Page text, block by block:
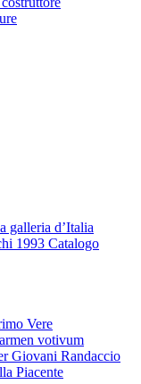
galleria d’Italia
1993 Catalogo
Vere
votivum
Giovani Randaccio
Piacente